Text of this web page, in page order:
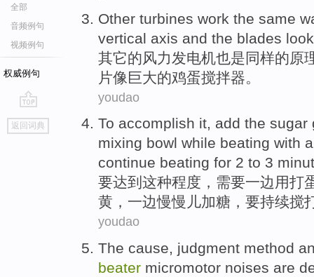
全部
音频例句
视频例句
权威例句
go
top
返回词典
Other turbines work the same
vertical axis and the blades
其它的风力 发电机也是同样的原
片像 巨大的鸡蛋搅拌器。
youdao
To accomplish it, add the sugar
mixing bowl while beating with
continue beating for 2 to 3
要达到 这种程度，需要一边 用打
黄 ，一边慢慢 儿加糖 ，要持续搅
youdao
The cause, judgment method
beater micromotor noises are